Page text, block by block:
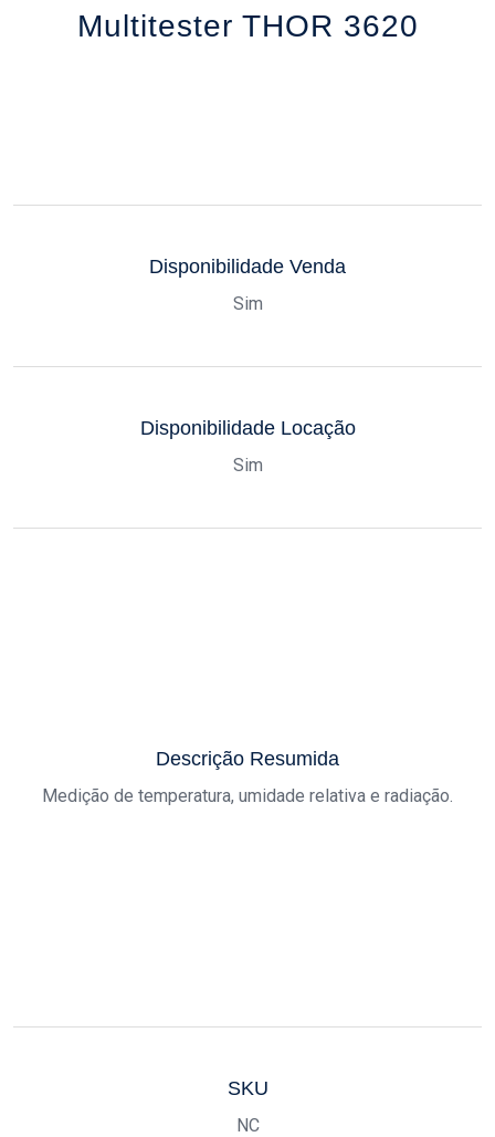
Multitester THOR 3620
Disponibilidade Venda
Sim
Disponibilidade Locação
Sim
Descrição Resumida
Medição de temperatura, umidade relativa e radiação.
SKU
NC